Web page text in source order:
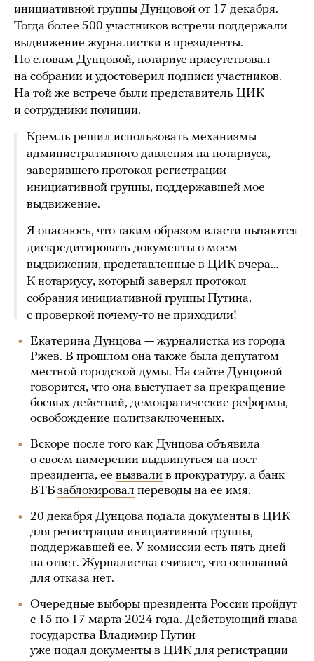
инициативной группы Дунцовой от 17 декабря.
Тогда более 500 участников встречи поддержали
выдвижение журналистки в президенты.
По словам Дунцовой, нотариус присутствовал
на собрании и удостоверил подписи участников.
На той же встрече были представитель ЦИК
и сотрудники полиции.
Кремль решил использовать механизмы
административного давления на нотариуса,
заверившего протокол регистрации
инициативной группы, поддержавшей мое
выдвижение.
Я опасаюсь, что таким образом власти пытаются
дискредитировать документы о моем
выдвижении, представленные в ЦИК вчера…
К нотариусу, который заверял протокол
собрания инициативной группы Путина,
с проверкой почему-то не приходили!
Екатерина Дунцова — журналистка из города
Ржев. В прошлом она также была депутатом
местной городской думы. На сайте Дунцовой
говорится, что она выступает за прекращение
боевых действий, демократические реформы,
освобождение политзаключенных.
Вскоре после того как Дунцова объявила
о своем намерении выдвинуться на пост
президента, ее вызвали в прокуратуру, а банк
ВТБ заблокировал переводы на ее имя.
20 декабря Дунцова подала документы в ЦИК
для регистрации инициативной группы,
поддержавшей ее. У комиссии есть пять дней
на ответ. Журналистка считает, что оснований
для отказа нет.
Очередные выборы президента России пройдут
с 15 по 17 марта 2024 года. Действующий глава
государства Владимир Путин
уже подал документы в ЦИК для регистрации